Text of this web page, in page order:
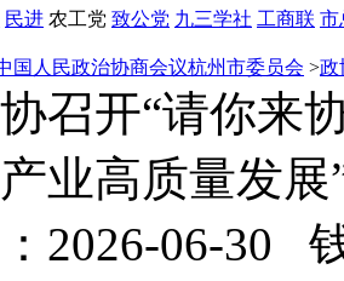
民进 农工党 致公党 九三学社 工商联 市
国人民政治协商会议杭州市委员会 >政
召开“请你来
业高质量发展
2026-06-30